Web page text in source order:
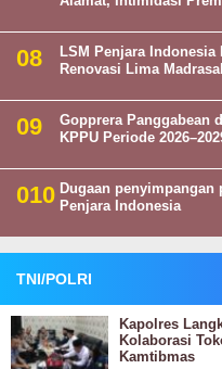
LSM Penjara
Renovasi Lima
Gopprera Panggabean
KPPU Periode
Dugaan penyimpangan
Penjara Indonesia
TNI/POLRI
Kapolres
Kolaborasi
Kamtibmas